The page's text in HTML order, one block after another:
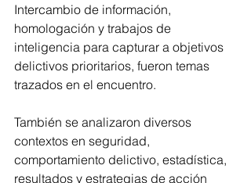
Intercambio de información,
homologación y trabajos de
inteligencia para capturar a objetivos
delictivos prioritarios, fueron temas
trazados en el encuentro.
También se analizaron diversos
contextos en seguridad,
comportamiento delictivo, estadística,
resultados y estrategias de acción